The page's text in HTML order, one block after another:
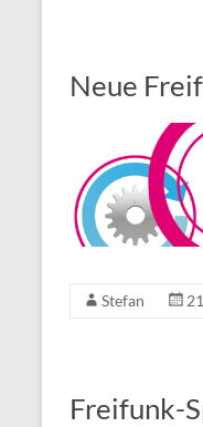
Neue
Stefan
Freifunk-